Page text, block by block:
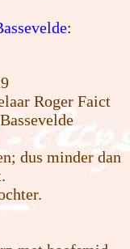
:
Roger Faict
dus minder dan